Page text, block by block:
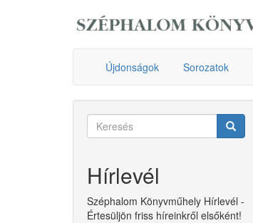
Újdonságok Sorozatok
Keresés
Hírlevél
Széphalom Könyvműhely Hírlevél -
Értesüljön friss híreinkről elsőként!